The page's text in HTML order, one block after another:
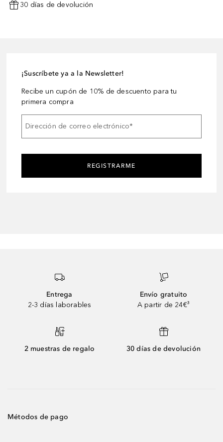
30 días de devolución
¡Suscríbete ya a la Newsletter!
Recibe un cupón de 10% de descuento para tu
primera compra
Dirección de correo electrónico*
REGISTRARME
Entrega
2-3 días laborables
Envío gratuito
A partir de 24€³
2 muestras de regalo 30 días de devolución
Métodos de pago